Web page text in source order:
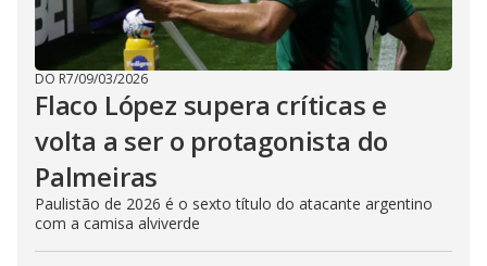
DO R7/09/03/2026
Flaco López supera críticas e
volta a ser o protagonista do
Palmeiras
Paulistão de 2026 é o sexto título do atacante argentino
com a camisa alviverde